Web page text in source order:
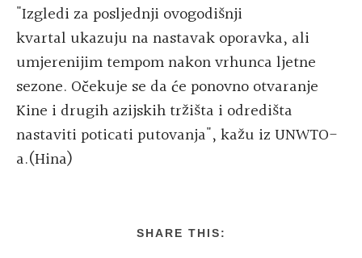
"Izgledi za posljednji ovogodišnji
kvartal ukazuju na nastavak oporavka, ali
umjerenijim tempom nakon vrhunca ljetne
sezone. Očekuje se da će ponovno otvaranje
Kine i drugih azijskih tržišta i odredišta
nastaviti poticati putovanja", kažu iz UNWTO-
a.(Hina)
SHARE THIS: